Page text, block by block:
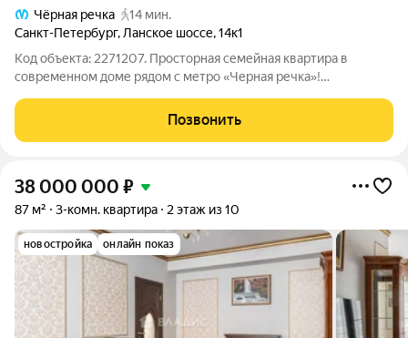
Чёрная речка
14 мин.
Санкт-Петербург, Ланское шоссе,14к1
Код объекта: 2271207. Просторная семейная квартира в
современном доме рядом с метро «Черная речка»!
инфраструктура создают комфортные условия для жизни
семьи с детьми и ценящих удобство деловых
Позвонить
38 000 000 ₽
87 м² 3-комн. квартира 2 этаж из 10
новостройка онлайн показ